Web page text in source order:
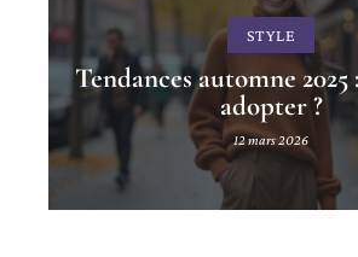
STYLE
Tendances automne
adopter ?
12 mars 2026